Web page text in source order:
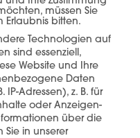
müssen Sie
Erlaubnis bitten.
Technologien auf
sind essenziell,
Website und Ihre
Daten
Adressen), z. B. für
oder Anzeigen-
über die
in unserer